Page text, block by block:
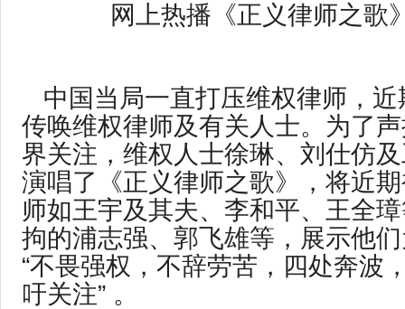
网上热播《正义律师之歌
中国当局一直打压维权律师，
传唤维权律师及有关人士。为了
界关注，维权人士徐琳、刘仕仿
演唱了《正义律师之歌》，将近
师如王宇及其夫、李和平、王全
拘的浦志强、郭飞雄等，展示他
“不畏强权，不辞劳苦，四处奔波
吁关注” 。